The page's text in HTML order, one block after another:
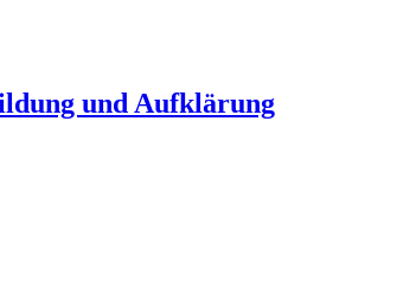
und Aufklärung